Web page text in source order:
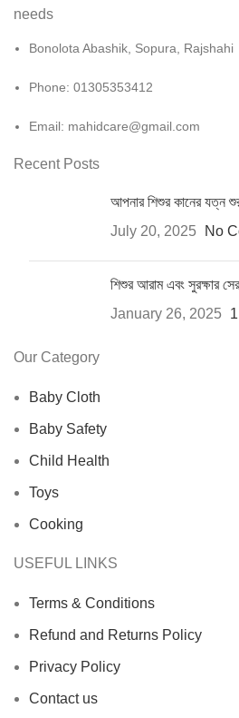
needs
Bonolota Abashik, Sopura, Rajshahi
Phone: 01305353412
Email: mahidcare@gmail.com
Recent Posts
আপনার শিশুর কানের যত্ন
July 20, 2025
No
শিশুর আরাম এবং সুরক্ষার
January 26, 2025
Our Category
Baby Cloth
Baby Safety
Child Health
Toys
Cooking
USEFUL LINKS
Terms & Conditions
Refund and Returns Policy
Privacy Policy
Contact us